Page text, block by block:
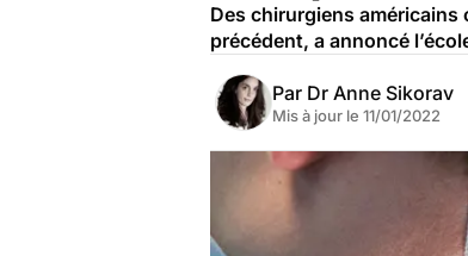
Des chirurgiens
précédent, a annoncé
Par Dr Anne Sikorav
Mis à jour le 11/01/2022